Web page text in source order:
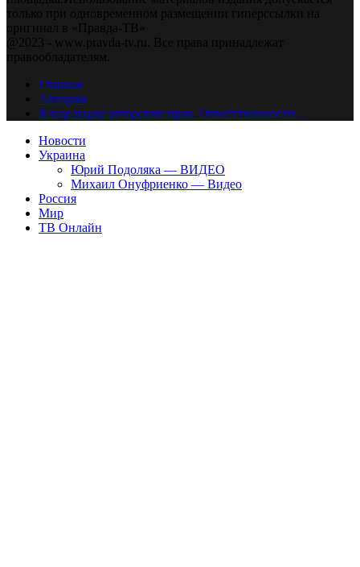
только при одновременном размещении гиперссылки на
оригинал в «Правда-ТВ»
@2023 - www.pravda-tv.ru. Все права принадлежат
правообладателям.
Главная
Авторам
Владельцам авторских прав. Ответственности.
Новости
Украина
Юрий Подоляка — ВИДЕО
Михаил Онуфриенко — Видео
Россия
Мир
ТВ Онлайн